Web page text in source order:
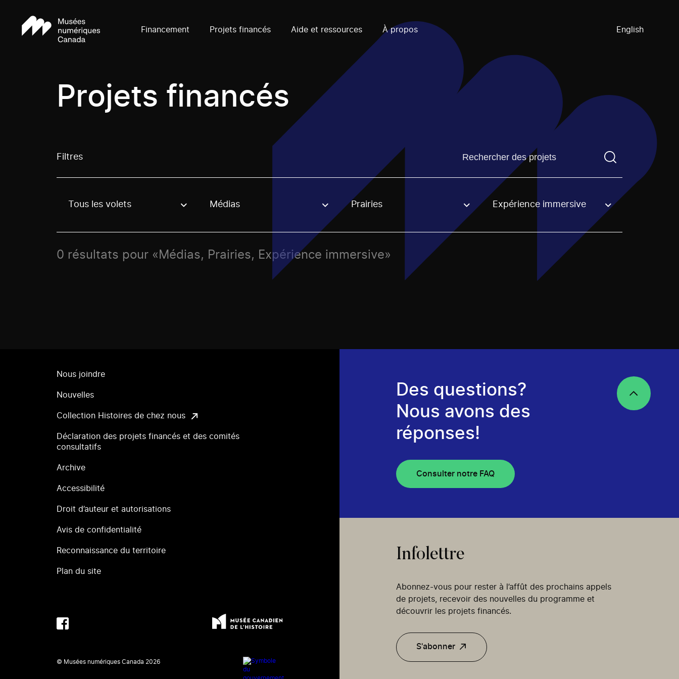
Financement Projets financés Aide et ressources À propos English
Projets financés
Filtres Trouvez un projetVous devez saisir un terme de
Use these options to filter projects by topic, stream or regon. The filter will be applied when selecting an option.
Tous les volets Médias Prairies Expérience immersive
0 résultats pour «Médias, Prairies, Expérience immersive»
Nous joindre
Nouvelles
Collection Histoires de chez nous
Déclaration des projets financés et des comités
consultatifs
Archive
Accessibilité
Droit d’auteur et autorisations
Avis de confidentialité
Reconnaissance du territoire
Plan du site
© Musées numériques Canada 2026
Des questions?
Nous avons des
réponses!
Consulter notre FAQ
Infolettre
Abonnez-vous pour rester à l’affût des prochains appels
de projets, recevoir des nouvelles du programme et
découvrir les projets financés.
S'abonner